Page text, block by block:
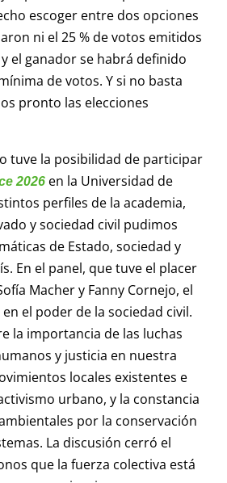
escoger entre dos opciones
ni el 25 % de votos emitidos
el ganador se habrá definido
de votos. Y si no basta
pronto las elecciones
tuve la posibilidad de participar
2026en la Universidad de
perfiles de la academia,
y sociedad civil pudimos
de Estado, sociedad y
En el panel, que tuve el placer
Macher y Fanny Cornejo, el
el poder de la sociedad civil.
la importancia de las luchas
y justicia en nuestra
locales existentes e
urbano, y la constancia
por la conservación
La discusión cerró el
que la fuerza colectiva está